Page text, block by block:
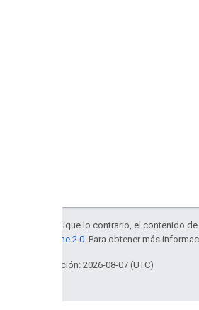
Salvo que se indique lo contrario, el contenido
licencia Apache 2.0 . Para obtener más
Última actualización: 2026-08-07 (UTC)